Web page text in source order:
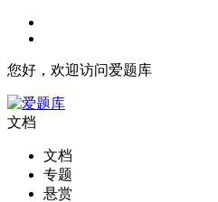
您好，欢迎访问爱题库
文档
文档
专题
悬赏